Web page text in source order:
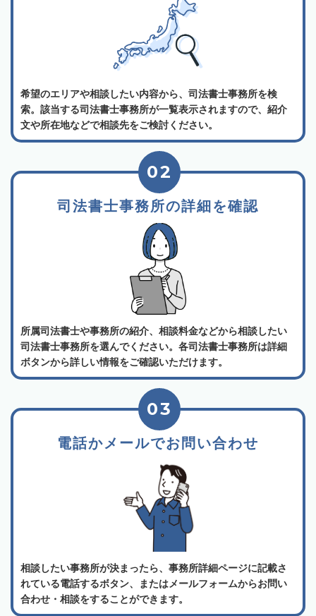
希望のエリアや相談したい内容から、司法書士事務所を検
索。該当する司法書士事務所が一覧表示されますので、紹介
文や所在地などで相談先をご検討ください。
司法書士事務所の詳細を確認
02
所属司法書士や事務所の紹介、相談料金などから相談したい
司法書士事務所を選んでください。各司法書士事務所は詳細
ボタンから詳しい情報をご確認いただけます。
電話かメールでお問い合わせ
03
相談したい事務所が決まったら、事務所詳細ページに記載さ
れている電話するボタン、またはメールフォームからお問い
合わせ・相談をすることができます。